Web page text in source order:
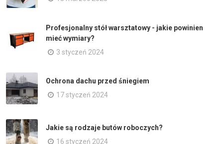
Profesjonalny stół warsztatowy - jakie powinien
mieć wymiary?
3 styczeń 2024
Ochrona dachu przed śniegiem
17 styczeń 2024
Jakie są rodzaje butów roboczych?
16 styczeń 2024